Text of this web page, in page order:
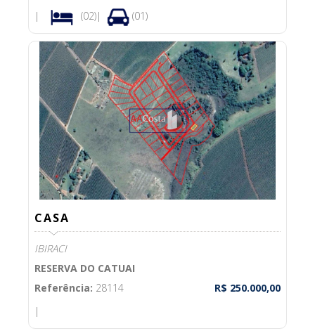
|
(02)| (01)
CASA
IBIRACI
RESERVA DO CATUAI
Referência: 28114
R$ 250.000,00
|